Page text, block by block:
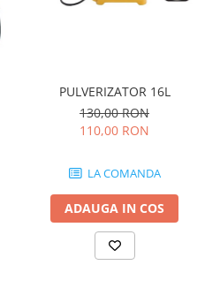
PULVERIZATOR 16L
130,00 RON
110,00 RON
LA COMANDA
ADAUGA IN COS